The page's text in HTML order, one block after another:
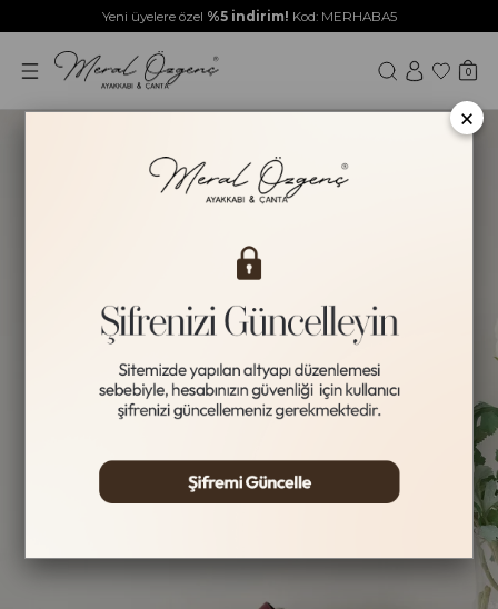
Yeni üyelere özel %5 indirim! Kod: MERHABA5
0
×